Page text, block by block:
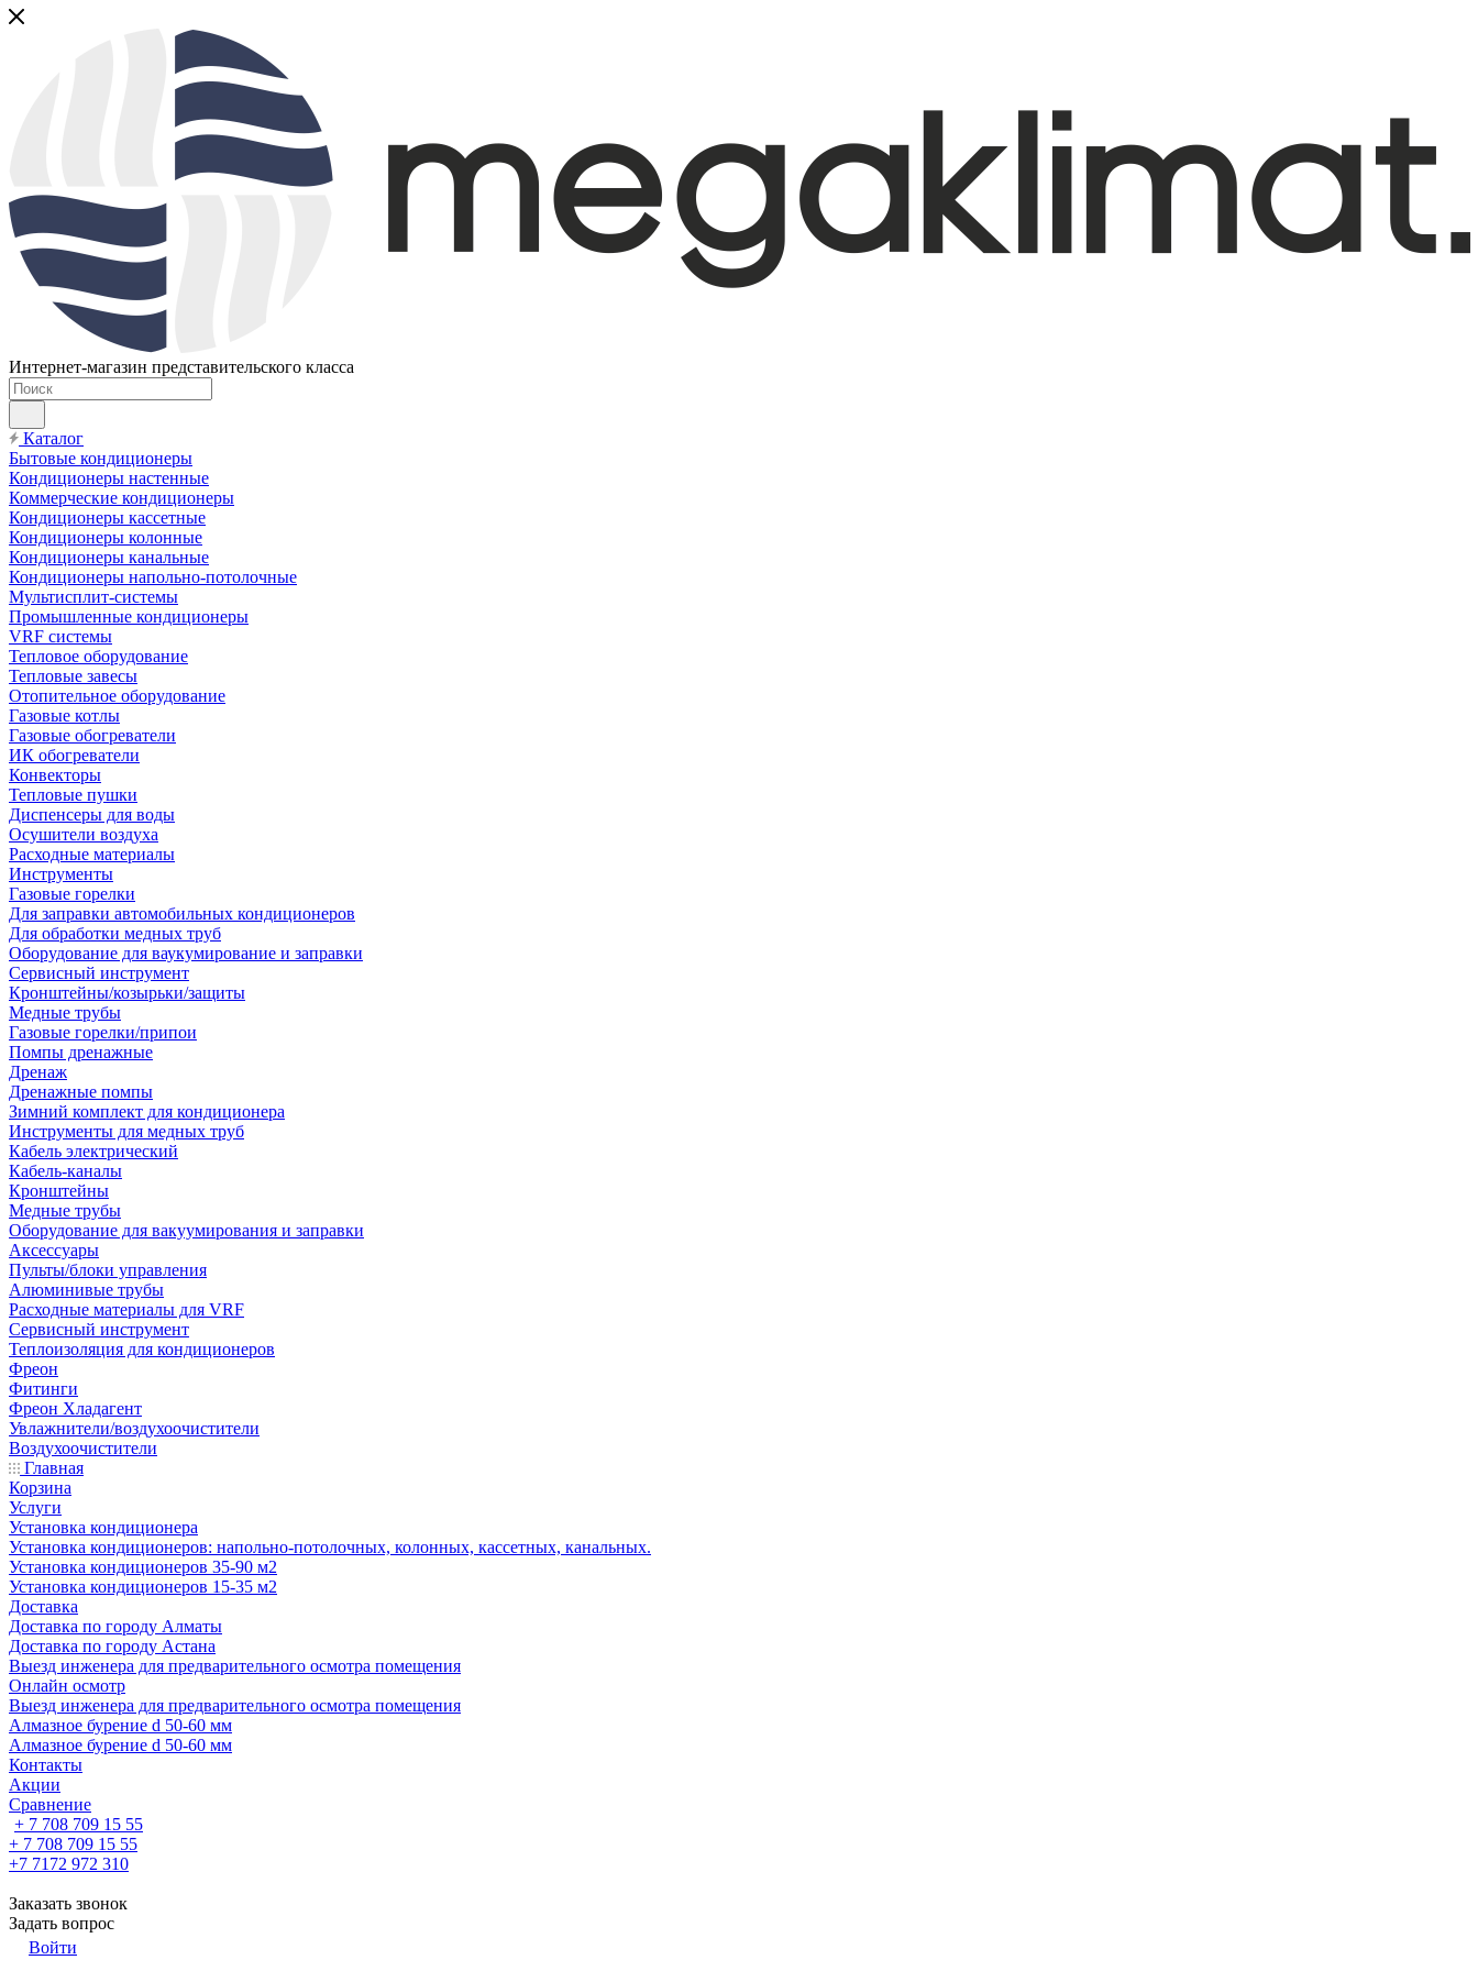
Интернет-магазин представительского класса
Каталог
Бытовые кондиционеры
Кондиционеры настенные
Коммерческие кондиционеры
Кондиционеры кассетные
Кондиционеры колонные
Кондиционеры канальные
Кондиционеры напольно-потолочные
Мультисплит-системы
Промышленные кондиционеры
VRF системы
Тепловое оборудование
Тепловые завесы
Отопительное оборудование
Газовые котлы
Газовые обогреватели
ИК обогреватели
Конвекторы
Тепловые пушки
Диспенсеры для воды
Осушители воздуха
Расходные материалы
Инструменты
Газовые горелки
Для заправки автомобильных кондиционеров
Для обработки медных труб
Оборудование для ваукумирование и заправки
Сервисный инструмент
Кронштейны/козырьки/защиты
Медные трубы
Газовые горелки/припои
Помпы дренажные
Дренаж
Дренажные помпы
Зимний комплект для кондиционера
Инструменты для медных труб
Кабель электрический
Кабель-каналы
Кронштейны
Медные трубы
Оборудование для вакуумирования и заправки
Аксессуары
Пульты/блоки управления
Алюминивые трубы
Расходные материалы для VRF
Сервисный инструмент
Теплоизоляция для кондиционеров
Фреон
Фитинги
Фреон Хладагент
Увлажнители/воздухоочистители
Воздухоочистители
Главная
Корзина
Услуги
Установка кондиционера
Установка кондиционеров: напольно-потолочных, колонных, кассетных, канальных.
Установка кондиционеров 35-90 м2
Установка кондиционеров 15-35 м2
Доставка
Доставка по городу Алматы
Доставка по городу Астана
Выезд инженера для предварительного осмотра помещения
Онлайн осмотр
Выезд инженера для предварительного осмотра помещения
Алмазное бурение d 50-60 мм
Алмазное бурение d 50-60 мм
Контакты
Акции
Сравнение
+ 7 708 709 15 55
+ 7 708 709 15 55
+7 7172 972 310
Заказать звонок
Задать вопрос
Войти